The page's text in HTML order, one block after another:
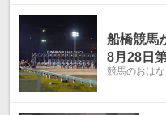
船橋競馬
8月28日
競馬のおはな